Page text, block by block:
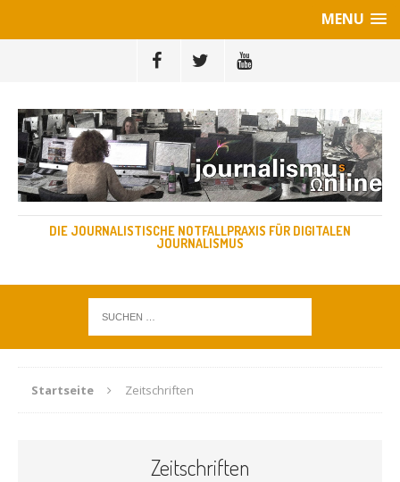
MENU
DIE JOURNALISTISCHE NOTFALLPRAXIS FÜR DIGITALEN
JOURNALISMUS
Startseite Zeitschriften
Zeitschriften